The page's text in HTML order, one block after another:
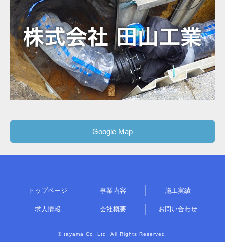
Google Map
トップページ 事業内容 施工実績
求人情報 会社概要 お問い合わせ
© tayama Co.,Ltd. All Rights Reserved.